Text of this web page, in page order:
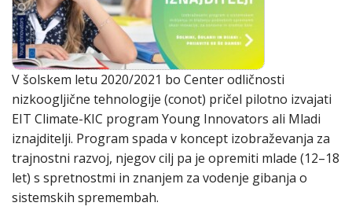
V šolskem letu 2020/2021 bo Center odličnosti
nizkoogljične tehnologije (conot) pričel pilotno izvajati
EIT Climate-KIC program Young Innovators ali Mladi
iznajditelji. Program spada v koncept izobraževanja za
trajnostni razvoj, njegov cilj pa je opremiti mlade (12–18
let) s spretnostmi in znanjem za vodenje gibanja o
sistemskih spremembah.